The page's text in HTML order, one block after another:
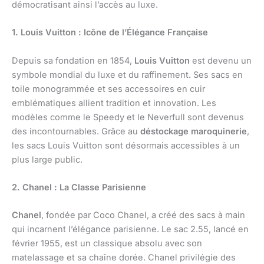
démocratisant ainsi l’accès au luxe.
1. Louis Vuitton : Icône de l’Élégance Française
Depuis sa fondation en 1854, Louis Vuitton est devenu un
symbole mondial du luxe et du raffinement. Ses sacs en
toile monogrammée et ses accessoires en cuir
emblématiques allient tradition et innovation. Les
modèles comme le Speedy et le Neverfull sont devenus
des incontournables. Grâce au déstockage maroquinerie,
les sacs Louis Vuitton sont désormais accessibles à un
plus large public.
2. Chanel : La Classe Parisienne
Chanel, fondée par Coco Chanel, a créé des sacs à main
qui incarnent l’élégance parisienne. Le sac 2.55, lancé en
février 1955, est un classique absolu avec son
matelassage et sa chaîne dorée. Chanel privilégie des